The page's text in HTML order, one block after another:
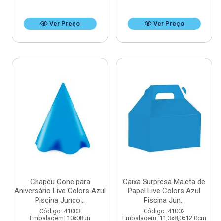
Ver Preço Ver Preço
Chapéu Cone para
Aniversário Live Colors Azul
Piscina Junco...
Código: 41003
Embalagem: 10x08un
Caixa Surpresa Maleta de
Papel Live Colors Azul
Piscina Jun...
Código: 41002
Embalagem: 11,3x8,0x12,0cm